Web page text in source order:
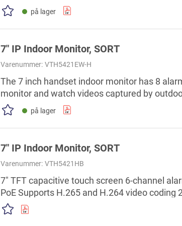
på lager
7" IP Indoor Monitor, SORT
Varenummer: VTH5421EW-H
The 7 inch handset indoor monitor has 8
monitor and watch videos captured by
governments, schools, factories, and more.
på lager
7" IP Indoor Monitor, SORT
Varenummer: VTH5421HB
7" TFT capacitive touch screen 6-channel
PoE Supports H.265 and H.264 video coding